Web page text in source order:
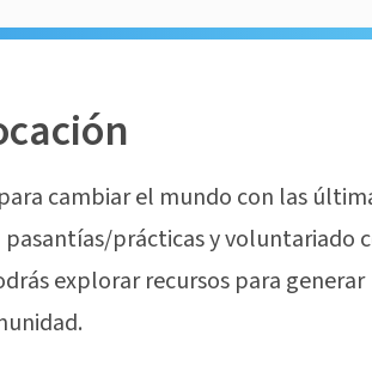
cambiar el mundo con las
prácticas y voluntariado
explorar recursos para generar